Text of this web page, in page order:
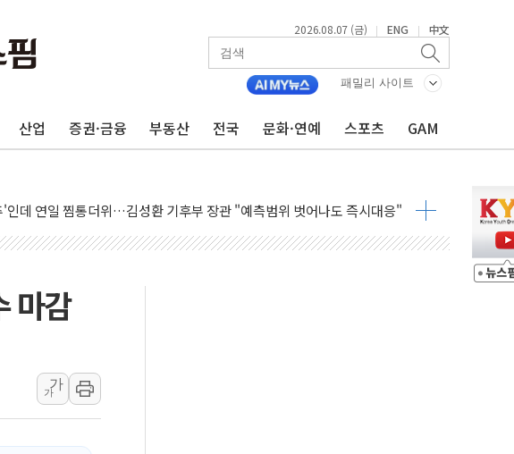
2026.08.07 (금) | ENG | 中文
패밀리 사이트
산업 증권·금융 부동산 전국 문화·연예 스포츠 GAM
검, '尹 관저 이전 감사 무마' 유병호 구속 기소
2시간 앞서 침수 예측"…건설연, AI 위험기상 기술 개발
"국내생산세액공제·인증제도 개선 수혜 기대"
"규제와 대출 풀고 재개발·재건축 촉진하는 것이 부동산 정상화"
월 105조원 환시 개입...4월 말 '56조원' 사상 최대
마감
가
가